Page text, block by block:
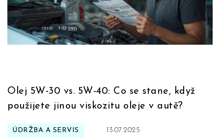
Olej 5W-30 vs. 5W-40: Co se stane, když
použijete jinou viskozitu oleje v autě?
ÚDRŽBA A SERVIS 13.07.2025